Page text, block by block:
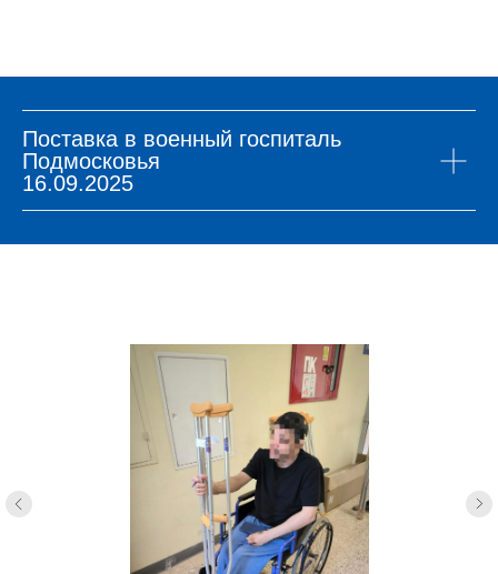
Поставка в военный госпиталь
Подмосковья
16.09.2025